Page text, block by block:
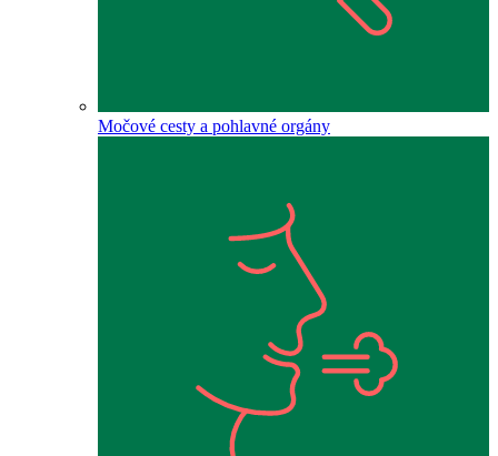
Močové cesty a pohlavné orgány